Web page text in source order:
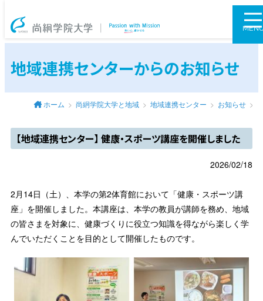
尚絅学院大学
地域連携センターからのお知らせ
ホーム 尚絅学院大学と地域 地域連携センター お知らせ
【地域連携センター】 健康・スポーツ講座を開催しました
2026/02/18
2月14日（土）、本学の第2体育館において「健康・スポーツ講
座」を開催しました。本講座は、本学の教員が講師を務め、地域
の皆さまを対象に、健康づくりに役立つ知識を得ながら楽しく学
んでいただくことを目的として開催したものです。